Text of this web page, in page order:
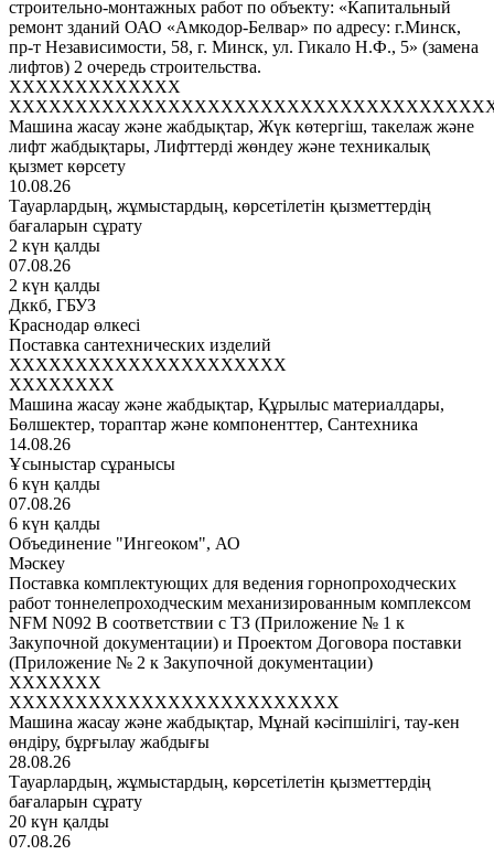
строительно-монтажных работ по объекту: «Капитальный
ремонт зданий ОАО «Амкодор-Белвар» по адресу: г.Минск,
пр-т Независимости, 58, г. Минск, ул. Гикало Н.Ф., 5» (замена
лифтов) 2 очередь строительства.
XXXXXXXXXXXXX
Машина жасау және жабдықтар, Жүк көтергіш, такелаж және
лифт жабдықтары, Лифттерді жөндеу және техникалық
қызмет көрсету
10.08.26
Тауарлардың, жұмыстардың, көрсетілетін қызметтердің
бағаларын сұрату
2 күн қалды
07.08.26
2 күн қалды
Дккб, ГБУЗ
Краснодар өлкесі
Поставка сантехнических изделий
XXXXXXXXXXXXXXXXXXXXX
XXXXXXXX
Машина жасау және жабдықтар, Құрылыс материалдары,
Бөлшектер, тораптар және компоненттер, Сантехника
14.08.26
Ұсыныстар сұранысы
6 күн қалды
07.08.26
6 күн қалды
Объединение "Ингеоком", АО
Мәскеу
Поставка комплектующих для ведения горнопроходческих
работ тоннелепроходческим механизированным комплексом
NFM N092 В соответствии с ТЗ (Приложение № 1 к
Закупочной документации) и Проектом Договора поставки
(Приложение № 2 к Закупочной документации)
XXXXXXX
XXXXXXXXXXXXXXXXXXXXXXXXX
Машина жасау және жабдықтар, Мұнай кәсіпшілігі, тау-кен
өндіру, бұрғылау жабдығы
28.08.26
Тауарлардың, жұмыстардың, көрсетілетін қызметтердің
бағаларын сұрату
20 күн қалды
07.08.26